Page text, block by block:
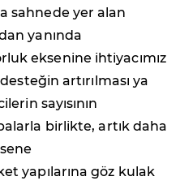
sahnede yer alan
yanında
eksenine ihtiyacımız
artırılması ya
sayısının
birlikte, artık daha
yapılarına göz kulak